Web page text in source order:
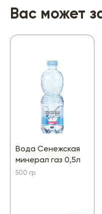
Вас может
Вода Сенежская
минерал газ 0,5л
500 гр